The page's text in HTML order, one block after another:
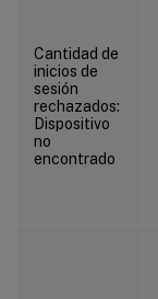
Cantidad de
inicios de
sesión
rechazados:
Dispositivo
no
encontrado